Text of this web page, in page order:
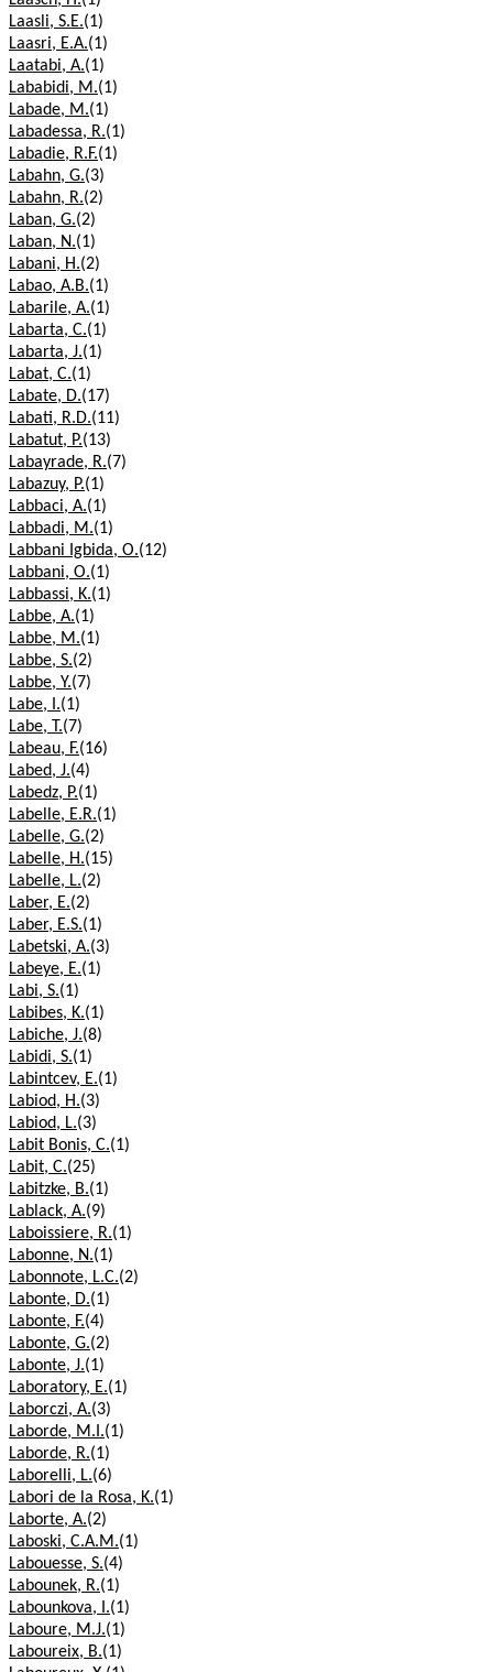
Laasli, S.E.(1)
Laasri, E.A.(1)
Laatabi, A.(1)
Lababidi, M.(1)
Labade, M.(1)
Labadessa, R.(1)
Labadie, R.F.(1)
Labahn, G.(3)
Labahn, R.(2)
Laban, G.(2)
Laban, N.(1)
Labani, H.(2)
Labao, A.B.(1)
Labarile, A.(1)
Labarta, C.(1)
Labarta, J.(1)
Labat, C.(1)
Labate, D.(17)
Labati, R.D.(11)
Labatut, P.(13)
Labayrade, R.(7)
Labazuy, P.(1)
Labbaci, A.(1)
Labbadi, M.(1)
Labbani Igbida, O.(12)
Labbani, O.(1)
Labbassi, K.(1)
Labbe, A.(1)
Labbe, M.(1)
Labbe, S.(2)
Labbe, Y.(7)
Labe, I.(1)
Labe, T.(7)
Labeau, F.(16)
Labed, J.(4)
Labedz, P.(1)
Labelle, E.R.(1)
Labelle, G.(2)
Labelle, H.(15)
Labelle, L.(2)
Laber, E.(2)
Laber, E.S.(1)
Labetski, A.(3)
Labeye, E.(1)
Labi, S.(1)
Labibes, K.(1)
Labiche, J.(8)
Labidi, S.(1)
Labintcev, E.(1)
Labiod, H.(3)
Labiod, L.(3)
Labit Bonis, C.(1)
Labit, C.(25)
Labitzke, B.(1)
Lablack, A.(9)
Laboissiere, R.(1)
Labonne, N.(1)
Labonnote, L.C.(2)
Labonte, D.(1)
Labonte, F.(4)
Labonte, G.(2)
Labonte, J.(1)
Laboratory, E.(1)
Laborczi, A.(3)
Laborde, M.I.(1)
Laborde, R.(1)
Laborelli, L.(6)
Labori de la Rosa, K.(1)
Laborte, A.(2)
Laboski, C.A.M.(1)
Labouesse, S.(4)
Labounek, R.(1)
Labounkova, I.(1)
Laboure, M.J.(1)
Laboureix, B.(1)